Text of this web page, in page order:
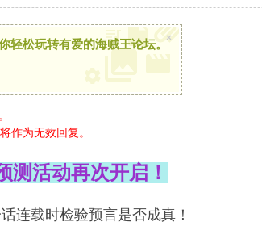
轻松玩转有爱的海贼王论坛。×
作为无效回复。
测活动再次开启！
连载时检验预言是否成真！